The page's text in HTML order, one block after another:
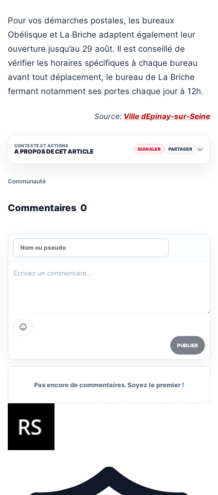
Pour vos démarches postales, les bureaux
Obélisque et La Briche adaptent également leur
ouverture jusqu’au 29 août. Il est conseillé de
vérifier les horaires spécifiques à chaque bureau
avant tout déplacement, le bureau de La Briche
fermant notamment ses portes chaque jour à 12h.
Source: Ville dEpinay-sur-Seine
CONTEXTE ET ACTIONS
A PROPOS DE CET ARTICLE SIGNALER PARTAGER
Communauté
Commentaires 0
PUBLIER
Pas encore de commentaires. Soyez le premier !